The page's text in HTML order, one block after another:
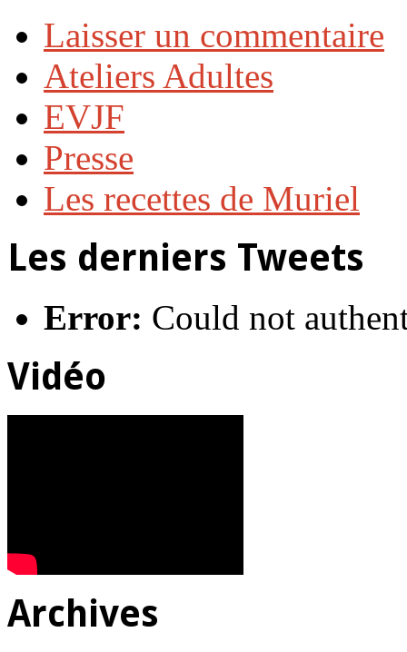
Laisser un commentaire
Ateliers Adultes
EVJF
Presse
Les recettes de Muriel
Les derniers Tweets
Error: Could not
Vidéo
Archives